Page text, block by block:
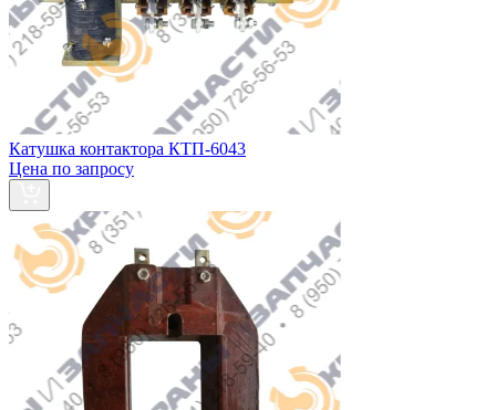
Катушка контактора КТП-6043
Цена по запросу